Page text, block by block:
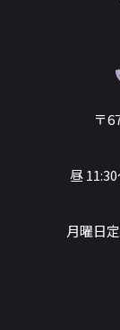
〒
昼
月曜日